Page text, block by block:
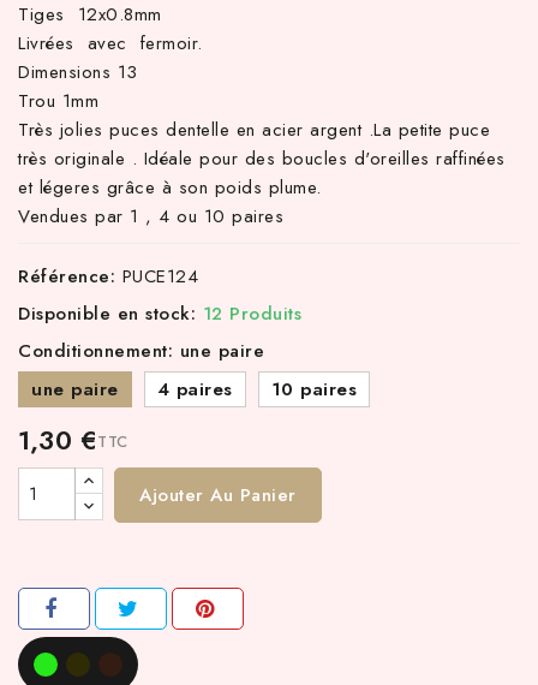
d'achat hors frais de port en France métropolitaine ! À
Tiges 12x0.8mm
Livrées avec fermoir.
Dimensions 13
Trou 1mm
Très jolies puces dentelle en acier argent .La petite puce
très originale . Idéale pour des boucles d'oreilles raffinées
et légeres grâce à son poids plume.
Vendues par 1 , 4 ou 10 paires
Référence: PUCE124
Disponible en stock: 12 Produits
Conditionnement: une paire
une paire
4 paires 10 paires
1,30 €TTC
Ajouter Au Panier